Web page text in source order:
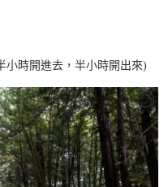
小時開進去，半小時開出來)